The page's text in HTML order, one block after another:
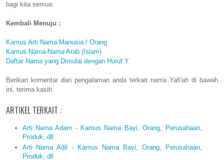
bagi kita semua.
Kembali Menuju :
Kamus Arti Nama Manusia / Orang
Kamus Nama-Nama Arab (Islam)
Daftar Nama yang Dimulai dengan Huruf Y
Berikan komentar dan pengalaman anda terkait nama Yafi'ah di bawah
ini, terima kasih.
ARTIKEL TERKAIT :
Arti Nama Adam - Kamus Nama Bayi, Orang, Perusahaan,
Produk, dll
Arti Nama Adil - Kamus Nama Bayi, Orang, Perusahaan,
Produk, dll